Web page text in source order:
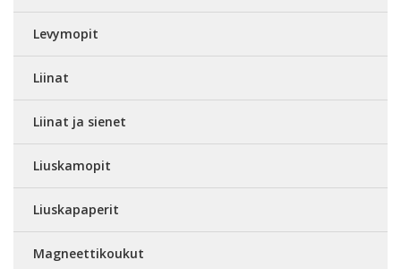
Levymopit
Liinat
Liinat ja sienet
Liuskamopit
Liuskapaperit
Magneettikoukut